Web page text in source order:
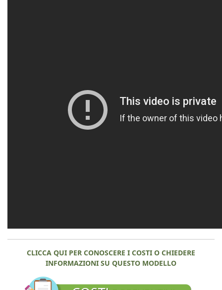
CLICCA QUI PER CONOSCERE I COSTI O CHIEDERE
INFORMAZIONI SU QUESTO MODELLO